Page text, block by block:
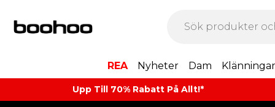
REA Nyheter Dam Klänningar
Upp Till 70% Rabatt På Allt!*